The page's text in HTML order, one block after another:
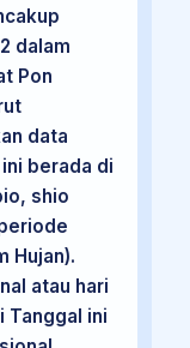
dalam
Pon
data
berada di
shio
Hujan).
atau hari
Tanggal ini